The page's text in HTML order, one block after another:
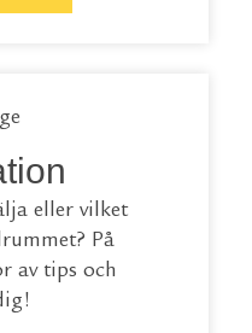
eller vilket
På
av tips och